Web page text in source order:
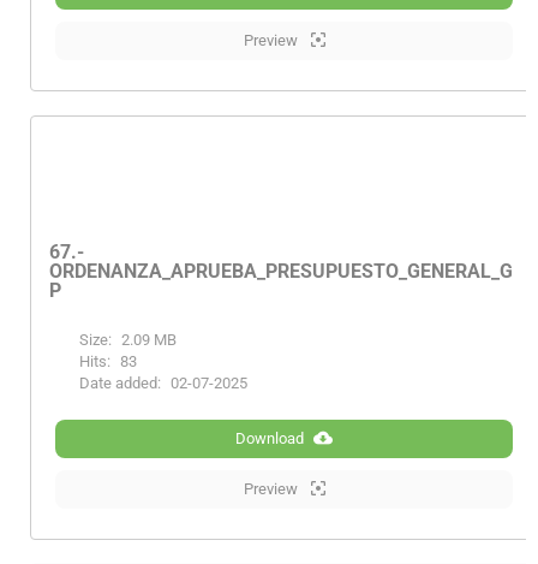
Preview
67.-
P
Size: 2.09 MB
Hits: 83
Date added: 02-07-2025
Download
Preview